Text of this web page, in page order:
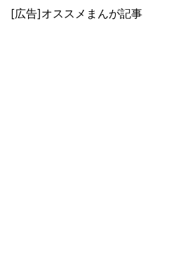
[広告]オススメまんが記事